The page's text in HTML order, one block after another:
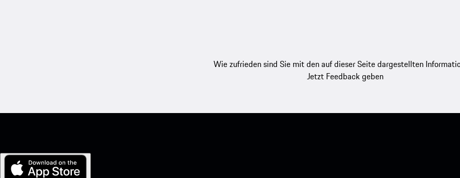
Wie zufrieden sind Sie mit den auf dieser Seite dargestellten
Jetzt Feedback geben